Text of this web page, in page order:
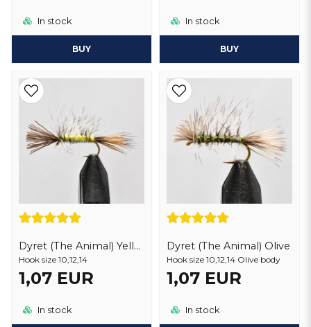
In stock
BUY
In stock
BUY
Dyret (The Animal) Yellow
Hook size 10,12,14
1,07 EUR
In stock
Dyret (The Animal) Olive
Hook size 10,12,14 Olive body
1,07 EUR
In stock